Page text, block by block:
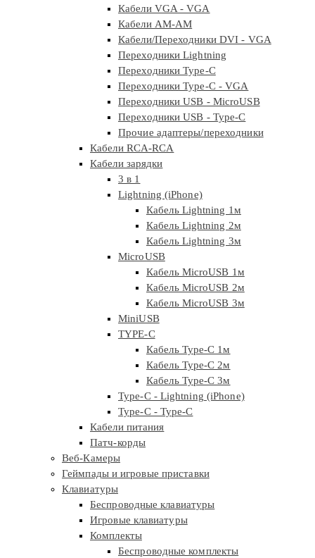
Кабели VGA - VGA
Кабели АМ-АМ
Кабели/Переходники DVI - VGA
Переходники Lightning
Переходники Type-C
Переходники Type-C - VGA
Переходники USB - MicroUSB
Переходники USB - Type-C
Прочие адаптеры/переходники
Кабели RCA-RCA
Кабели зарядки
3 в 1
Lightning (iPhone)
Кабель Lightning 1м
Кабель Lightning 2м
Кабель Lightning 3м
MicroUSB
Кабель MicroUSB 1м
Кабель MicroUSB 2м
Кабель MicroUSB 3м
MiniUSB
TYPE-C
Кабель Type-C 1м
Кабель Type-C 2м
Кабель Type-C 3м
Type-C - Lightning (iPhone)
Type-C - Type-C
Кабели питания
Патч-корды
Веб-Камеры
Геймпады и игровые приставки
Клавиатуры
Беспроводные клавиатуры
Игровые клавиатуры
Комплекты
Беспроводные комплекты